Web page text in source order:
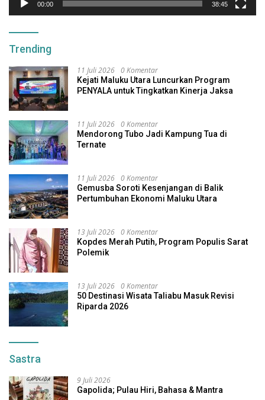
00:00 38:45
Trending
11 Juli 2026 0 Komentar
Kejati Maluku Utara Luncurkan Program
PENYALA untuk Tingkatkan Kinerja Jaksa
11 Juli 2026 0 Komentar
Mendorong Tubo Jadi Kampung Tua di
Ternate
11 Juli 2026 0 Komentar
Gemusba Soroti Kesenjangan di Balik
Pertumbuhan Ekonomi Maluku Utara
13 Juli 2026 0 Komentar
Kopdes Merah Putih, Program Populis Sarat
Polemik
13 Juli 2026 0 Komentar
50 Destinasi Wisata Taliabu Masuk Revisi
Riparda 2026
Sastra
9 Juli 2026
Gapolida; Pulau Hiri, Bahasa & Mantra